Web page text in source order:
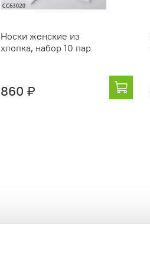
Носки женские из
хлопка, набор 10 пар
860 ₽